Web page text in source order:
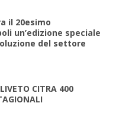
il 20esimo
un’edizione speciale
del settore
CITRA 400